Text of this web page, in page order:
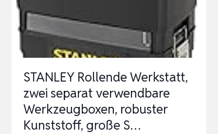
–
VERSCHLUSSCLIPS
–
N…
STANLEY Rollende Werkstatt,
zwei separat verwendbare
Werkzeugboxen, robuster
Kunststoff, große S…